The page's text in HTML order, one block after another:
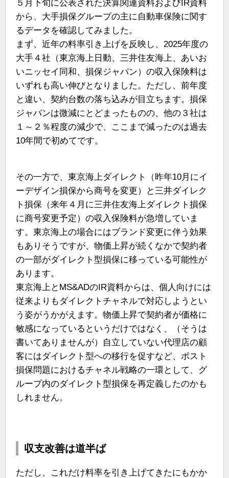
５月下旬に公表された決算関連資料およびIR資料
から、大手損保グループの主に自動車保険に関す
るデータを確認してみました。
まず、近年の料率引き上げを反映し、2025年度の
大手４社（東京海上日動、三井住友海上、あいお
いニッセイ同和、損保ジャパン）の収入保険料は
いずれも高い伸びとなりました。ただし、前年度
と違い、契約台数の落ち込みが目立ちます。損保
ジャパンは微減にとどまったものの、他の３社は
１～２％程度の減少で、ここまで減ったのは過去
10年間で初めてです。
その一方で、東京海上ダイレクト（昨年10月にイ
ーデザイン損保から商号を変更）と三井ダイレク
ト損保（来年４月に三井住友海上ダイレクト損保
に商号変更予定）の収入保険料が急増していま
す。東京海上の場合にはブランド変更に伴う効果
もありそうですが、物価上昇が続くなかで契約者
の一部がダイレクト型損保に移っている可能性が
あります。
東京海上とMS&ADのIR資料からは、個人向けには
従来よりもダイレクトチャネルで対応しようとい
う姿がうかがえます。物価上昇で契約者が価格に
敏感になっているというだけではなく、（そうは
書いてありませんが）自立していない代理店の顧
客にはダイレクト型への移行を促すなど、ポスト
損保問題におけるチャネル戦略の一環として、グ
ループ内のダイレクト型損保を再定義したのかも
しれません。
収支改善は道半ば
ただし、これだけ料率を引き上げてきたにもかか